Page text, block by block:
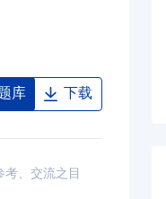
库 下载
、交流之目